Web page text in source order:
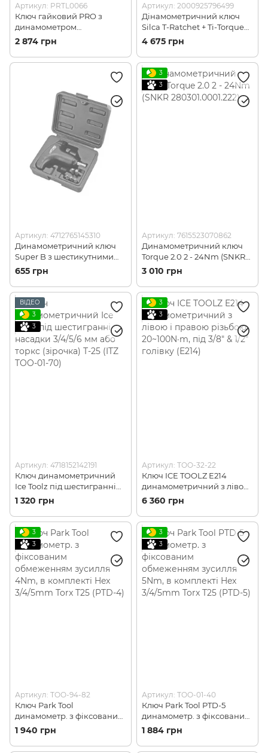
Артикул: PRTL0066
Ключ гайковий PRO з
динамометром
регулюємий
2 874 грн
Артикул: 2000925796499
Дінамометричний ключ
Silca T-Ratchet + Ti-Torque
(SLC 853740005657)
4 675 грн
Артикул: 4712765145310
Динамометричний ключ
Super B з шестикутними
бітами 3 / 4 / 5 / 6 / 8 мм, в
пластиковій коробці (SB
TB-TW05)
655 грн
3
3
Артикул: 7615523070862
Динамометричний ключ
Torque 2.0 2 - 24Nm (SNKR
280301.0001.222)
3 010 грн
ВІДЕО
3
3
Артикул: 4718152142191
Ключ динамометричний
Ice Toolz під шестигранні
насадки 3/4/5/6 мм або
торкс (зірочка) Т-25 (ITZ
TOO-01-70)
1 320 грн
3
3
Артикул: TOO-32-22
Ключ ICE TOOLZ E214
динамометричний з лівою
і правою різьбою
20~100N·m, під 3/8" & 1/2"
голівку (E214)
6 360 грн
3
3
Артикул: TOO-94-82
Ключ Park Tool
динамометр. з фіксованим
обмеженням зусилля
4Nm, в комплекті Hex
3/4/5mm Torx T25 (PTD-4)
1 940 грн
3
3
Артикул: TOO-01-40
Ключ Park Tool PTD-5
динамометр. з фіксованим
обмеженням зусилля 5Nm,
в комплекті Hex 3/4/5mm
Torx T25 (PTD-5)
1 884 грн